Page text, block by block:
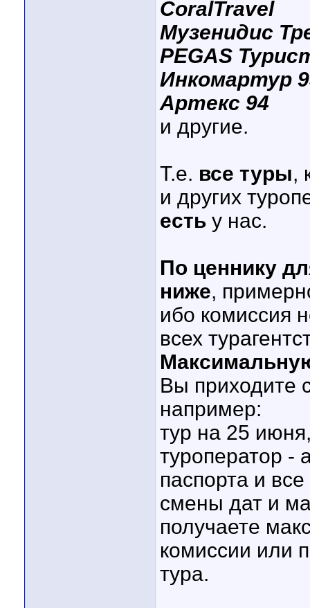
CoralTravel
Музенидис
PEGAS
Инкомартур
Артекс 94
и другие.
Т.е. все туры,
и других
есть у нас.
По ценнику
ниже,
ибо комиссия
всех
Вы приходите
например:
тур на 25
туроператор -
паспорта и
смены дат и
получаете
комиссии или
тура.